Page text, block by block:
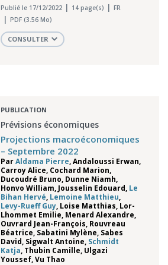
Publié le 17/12/2022 14 page(s)
FR
PDF (3.56 Mo)
CONSULTER
PUBLICATION
Prévisions économiques
Projections macroéconomiques
– Septembre 2022
ParAldama Pierre,Andaloussi Erwan,
Carroy Alice, Cochard Marion,
Ducoudré Bruno, Dunne Niamh,
Honvo William, Jousselin Edouard, Le
Bihan Hervé, Lemoine Matthieu,
Levy-Rueff Guy, Loise Matthias, Lor-
Lhommet Emilie, Menard Alexandre,
Ouvrard Jean-François, Rouvreau
Béatrice, Sabatini Mylène, Sabes
David, Sigwalt Antoine, Schmidt
Katja, Thubin Camille, Ulgazi
Youssef,Vu Thao